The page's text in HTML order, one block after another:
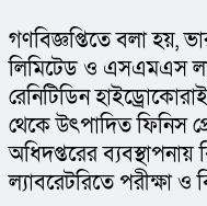
গণবিজ্ঞপ্তিতে বলা হয়,
লিমিটেড ও এসএমএস
রেনিটিডিন
থেকে উৎপাদিত ফিনিস
অধিদপ্তরের ব্যবস্থাপনায়
ল্যাবরেটরিতে পরীক্ষা ও